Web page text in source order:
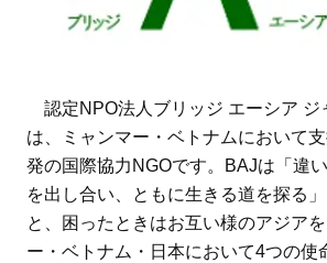
認定NPO法人ブリッジ エーシア ジ
は、ミャンマー・ベトナムにおいて
発の国際協力NGOです。BAJは「違
を出し合い、ともに生きる道を探る
と、困ったときはお互い様のアジア
ー・ベトナム・日本において4つの使